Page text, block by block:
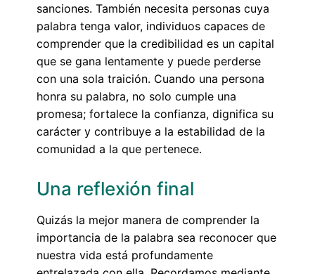
sanciones. También necesita personas cuya
palabra tenga valor, individuos capaces de
comprender que la credibilidad es un capital
que se gana lentamente y puede perderse
con una sola traición. Cuando una persona
honra su palabra, no solo cumple una
promesa; fortalece la confianza, dignifica su
carácter y contribuye a la estabilidad de la
comunidad a la que pertenece.
Una reflexión final
Quizás la mejor manera de comprender la
importancia de la palabra sea reconocer que
nuestra vida está profundamente